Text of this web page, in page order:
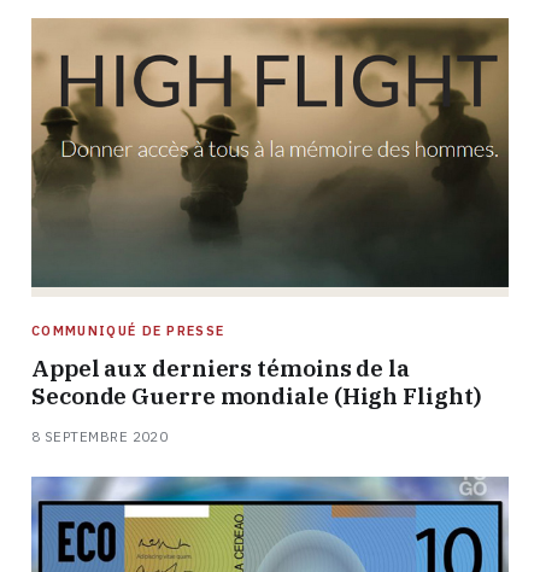
COMMUNIQUÉ DE PRESSE
Appel aux derniers témoins de la
Seconde Guerre mondiale (High Flight)
8 SEPTEMBRE 2020